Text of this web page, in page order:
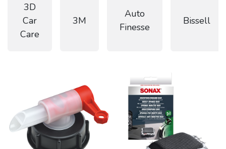
3D
Car
Care
3M
Auto
Finesse
Bissell